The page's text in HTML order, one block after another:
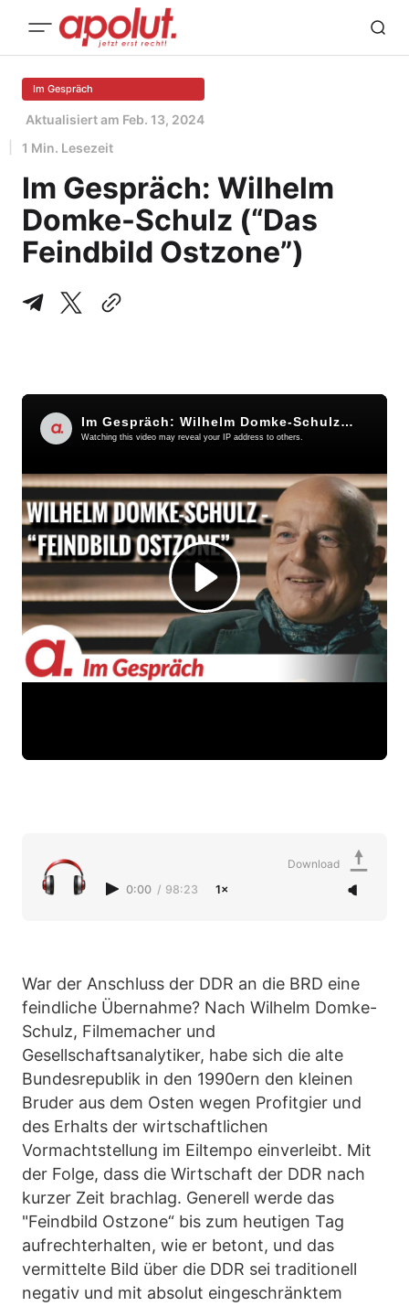
Im Gespräch
Aktualisiert am Feb. 13, 2024
1 Min. Lesezeit
Im Gespräch: Wilhelm
Domke-Schulz (“Das
Feindbild Ostzone”)
0:00 / 98:23 1×
Download
War der Anschluss der DDR an die BRD eine
feindliche Übernahme? Nach Wilhelm Domke-
Schulz, Filmemacher und
Gesellschaftsanalytiker, habe sich die alte
Bundesrepublik in den 1990ern den kleinen
Bruder aus dem Osten wegen Profitgier und
des Erhalts der wirtschaftlichen
Vormachtstellung im Eiltempo einverleibt. Mit
der Folge, dass die Wirtschaft der DDR nach
kurzer Zeit brachlag. Generell werde das
"Feindbild Ostzone“ bis zum heutigen Tag
aufrechterhalten, wie er betont, und das
vermittelte Bild über die DDR sei traditionell
negativ und mit absolut eingeschränktem